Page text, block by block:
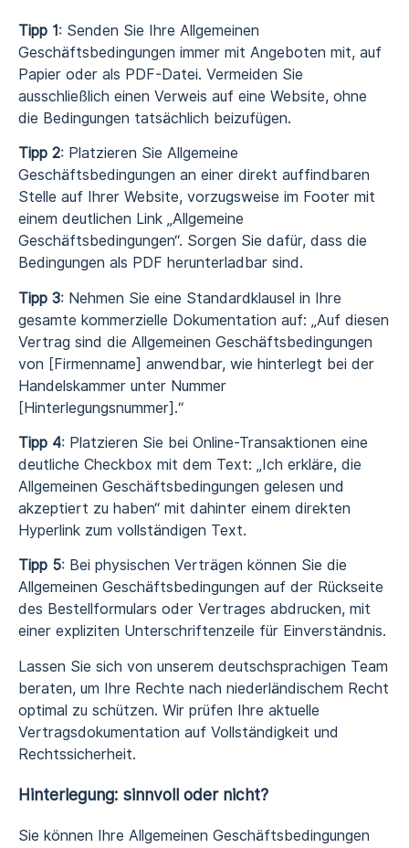
Tipp 1: Senden Sie Ihre Allgemeinen
Geschäftsbedingungen immer mit Angeboten mit, auf
Papier oder als PDF-Datei. Vermeiden Sie
ausschließlich einen Verweis auf eine Website, ohne
die Bedingungen tatsächlich beizufügen.
Tipp 2: Platzieren Sie Allgemeine
Geschäftsbedingungen an einer direkt auffindbaren
Stelle auf Ihrer Website, vorzugsweise im Footer mit
einem deutlichen Link „Allgemeine
Geschäftsbedingungen“. Sorgen Sie dafür, dass die
Bedingungen als PDF herunterladbar sind.
Tipp 3: Nehmen Sie eine Standardklausel in Ihre
gesamte kommerzielle Dokumentation auf: „Auf diesen
Vertrag sind die Allgemeinen Geschäftsbedingungen
von [Firmenname] anwendbar, wie hinterlegt bei der
Handelskammer unter Nummer
[Hinterlegungsnummer].“
Tipp 4: Platzieren Sie bei Online-Transaktionen eine
deutliche Checkbox mit dem Text: „Ich erkläre, die
Allgemeinen Geschäftsbedingungen gelesen und
akzeptiert zu haben“ mit dahinter einem direkten
Hyperlink zum vollständigen Text.
Tipp 5: Bei physischen Verträgen können Sie die
Allgemeinen Geschäftsbedingungen auf der Rückseite
des Bestellformulars oder Vertrages abdrucken, mit
einer expliziten Unterschriftenzeile für Einverständnis.
Lassen Sie sich von unserem deutschsprachigen Team
beraten, um Ihre Rechte nach niederländischem Recht
optimal zu schützen. Wir prüfen Ihre aktuelle
Vertragsdokumentation auf Vollständigkeit und
Rechtssicherheit.
Hinterlegung: sinnvoll oder nicht?
Sie können Ihre Allgemeinen Geschäftsbedingungen